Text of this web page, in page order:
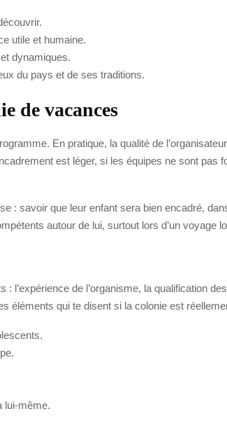
utile et humaine.
dynamiques.
du pays et de ses traditions.
de vacances
En pratique, la qualité de
est léger, si les équipes ne sont
: savoir que leur enfant sera bien encadré,
autour de lui, surtout lors d’un voyage
l’expérience de l’organisme, la qualification
éléments qui te disent si la colonie est
lui-même.